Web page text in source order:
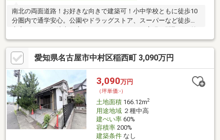
南北の両面道路！お好きな向きで建築可！小中学校ともに徒歩10
分圏内で通学安心。公園やドラッグストア、スーパーなど徒歩圏
壁・フローリング・キッチン等‥セレクト可能！○野並小学校 徒
歩6分（約450ｍ）○南天白中学校 徒歩15分（約640ｍ）■ブルー
エステートの強み■物件のメリットだけでなくデメリットもご説
明しますワンストップサービスで各種手続きがスムーズ！■住宅
ローンもお任せ下さい■「勤続年数が短い」 「転職して間もな
い」「頭金がないけど大丈夫？」等‥多くの経験を元にお応えしま
す
愛知県名古屋市中村区稲西町 3,090万円
3,090万円
（坪単価:-）
土地面積166.12m2
用途地域２種中高
建ぺい率60%
容積率200%
建築条件なし